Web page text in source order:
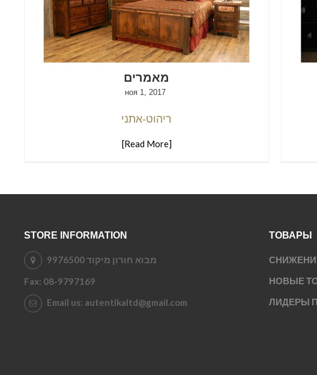
מאמרים
ноя 1, 2017
ריהוט-אתני
[Read More]
STORE INFORMATION
מבוא חורון מיקוד 9976500
Fax: 08-9797169
Email us: autentikaltd@gmail.com
ТОВАРЫ
НОВЫЕ
ЛИДЕРЫ